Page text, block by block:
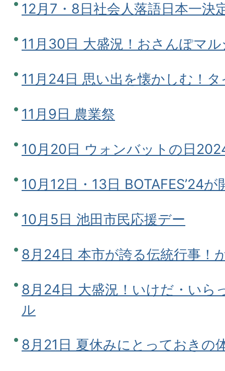
12月7・8日社会人落語日本一決
11月30日 大盛況！おさんぽマ
11月24日 思い出を懐かしむ！
11月9日 農業祭
10月20日 ウォンバットの日
10月12日・13日 BOTAFES’24
10月5日 池田市民応援デー
8月24日 本市が誇る伝統行事！
8月24日 大盛況！いけだ・いら
ル
8月21日 夏休みにとっておきの